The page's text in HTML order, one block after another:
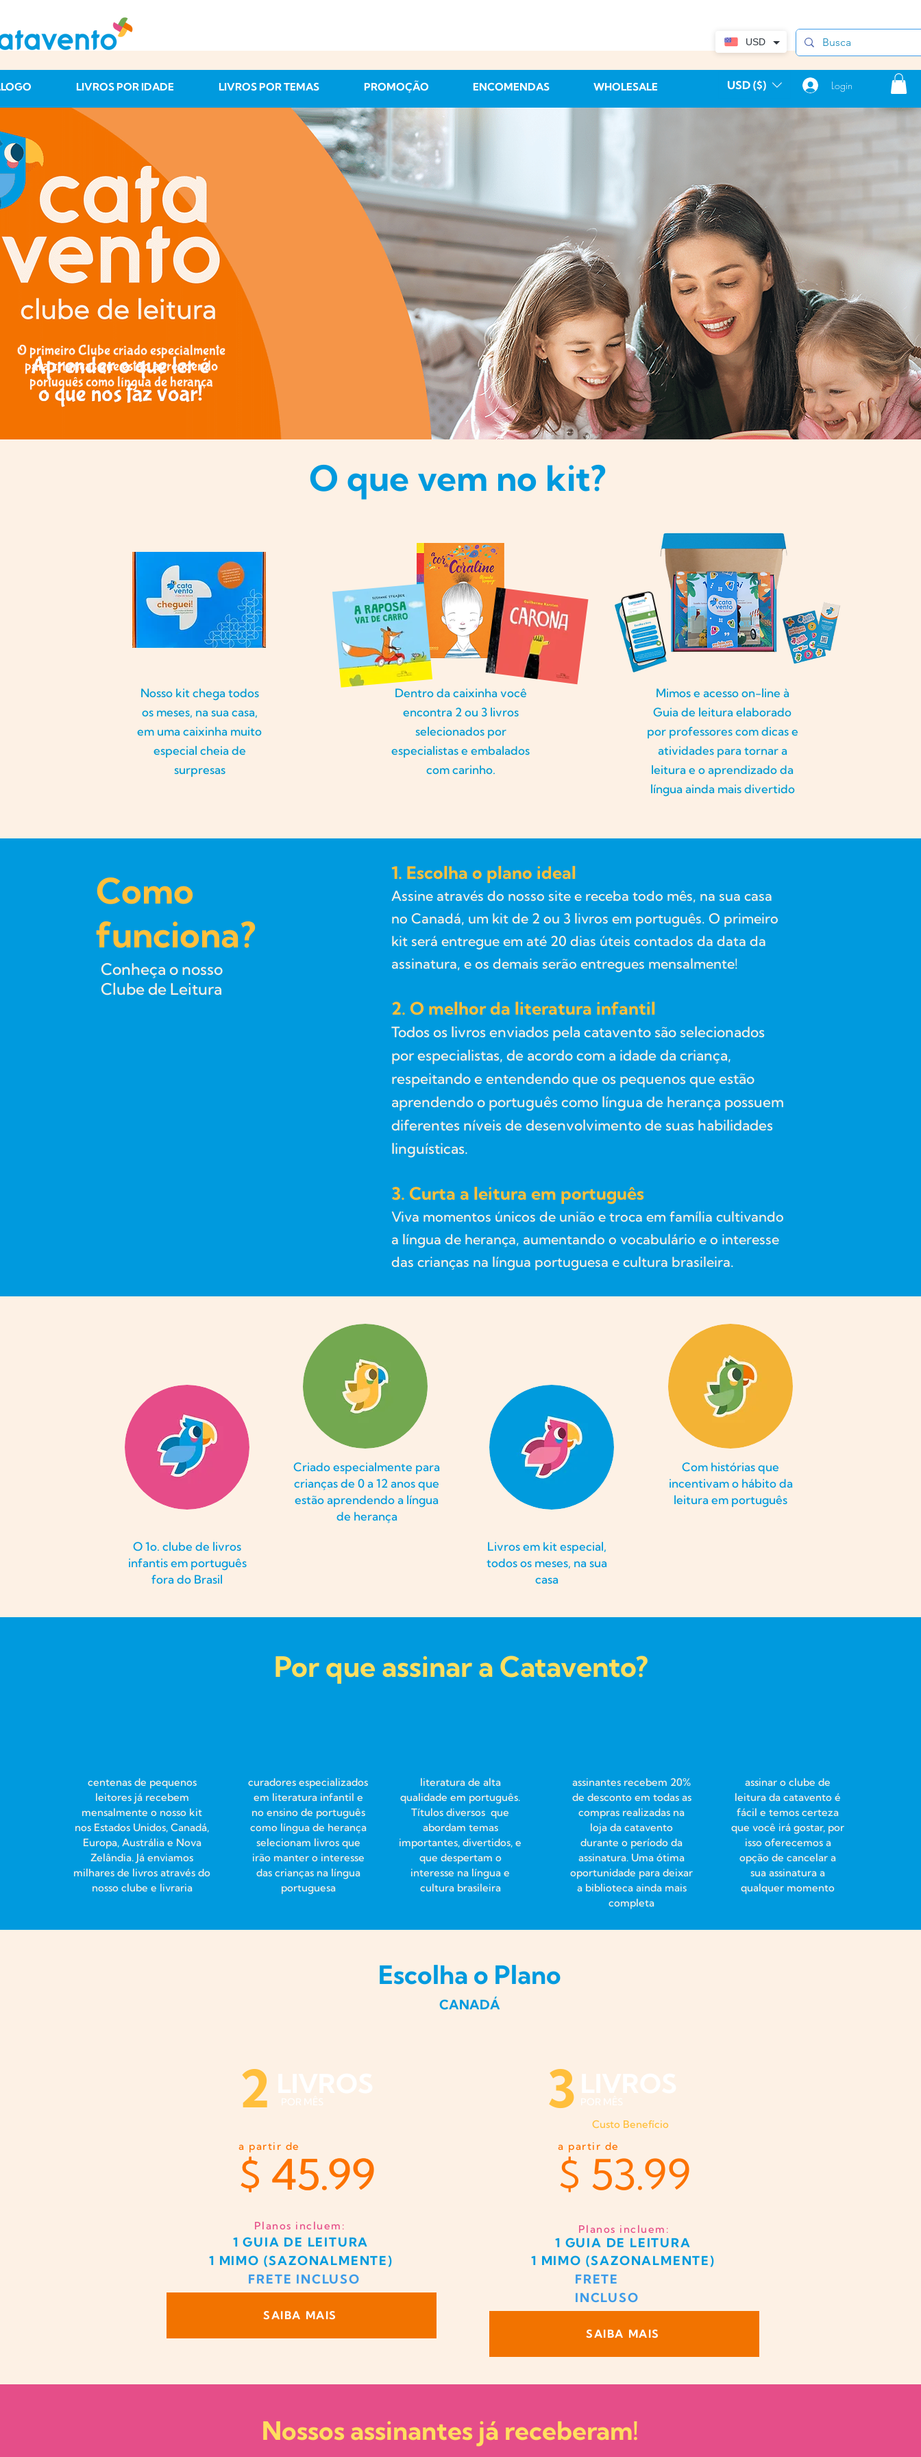
LIVROS POR IDADE LIVROS POR TEMAS PROMOÇÃO ENCOMENDAS WHOLESALE USD ($) Login
O primeiro Clube criado especialmente
para crianças que estão aprendendo
português como língua de herança
O que vem no kit?
Nosso kit chega todos
os meses, na sua casa,
em uma caixinha muito
especial cheia de
surpresas
Dentro da caixinha você
encontra 2 ou 3 livros
selecionados por
especialistas e embalados
com carinho.
Mimos e acesso on-line à
Guia de leitura elaborado
por professores com dicas e
atividades para tornar a
leitura e o aprendizado da
língua ainda mais divertido
Como
funciona?
Conheça o nosso
Clube de Leitura
1. Escolha o plano ideal
Assine através do nosso site e receba todo mês, na sua casa
no Canadá, um kit de 2 ou 3 livros em português. O primeiro
kit será entregue em até 20 dias úteis contados da data da
assinatura, e os demais serão entregues mensalmente!
2. O melhor da literatura infantil
Todos os livros enviados pela catavento são selecionados
por especialistas, de acordo com a idade da criança,
respeitando e entendendo que os pequenos que estão
aprendendo o português como língua de herança possuem
diferentes níveis de desenvolvimento de suas habilidades
linguísticas.
3. Curta a leitura em português
Viva momentos únicos de união e troca em família cultivando
a língua de herança, aumentando o vocabulário e o interesse
das crianças na língua portuguesa e cultura brasileira.
Criado especialmente para
crianças de 0 a 12 anos que
estão aprendendo a língua
de herança
O 1o. clube de livros
infantis em português
fora do Brasil
Livros em kit especial,
todos os meses, na sua
casa
Com histórias que
incentivam o hábito da
leitura em português
Por que assinar a Catavento?
centenas de pequenos
leitores já recebem
mensalmente o nosso kit
nos Estados Unidos, Canadá,
Europa, Austrália e Nova
Zelândia. Já enviamos
milhares de livros através do
nosso clube e livraria
curadores especializados
em literatura infantil e
no ensino de português
como língua de herança
selecionam livros que
irão manter o interesse
das crianças na língua
portuguesa
literatura de alta
qualidade em português.
Títulos diversos que
abordam temas
importantes, divertidos, e
que despertam o
interesse na língua e
cultura brasileira
assinantes recebem 20%
de desconto em todas as
compras realizadas na
loja da catavento
durante o período da
assinatura. Uma ótima
oportunidade para deixar
a biblioteca ainda mais
completa
assinar o clube de
leitura da catavento é
fácil e temos certeza
que você irá gostar, por
isso oferecemos a
opção de cancelar a
sua assinatura a
qualquer momento
Escolha o Plano
CANADÁ
2 LIVROS
POR MÊS
$ 45.99
$ 45.99
a partir de
Planos incluem:
1 GUIA DE LEITURA
1 MIMO (SAZONALMENTE)
FRETE INCLUSO
SAIBA MAIS
3 LIVROS
POR MÊS
$ 53.99
a partir de
Planos incluem:
1 GUIA DE LEITURA
1 MIMO (SAZONALMENTE)
FRETE
INCLUSO
SAIBA MAIS
Nossos assinantes já receberam!
Custo Benefício
USD